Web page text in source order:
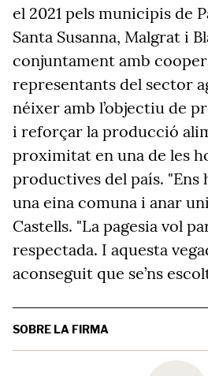
el 2021 pels municipis de
Santa Susanna, Malgrat i
conjuntament amb
representants del sector
néixer amb l’objectiu de
i reforçar la producció
proximitat en una de les
productives del país. "Ens
una eina comuna i anar
Castells. "La pagesia vol
respectada. I aquesta
aconseguit que se’ns
SOBRE LA FIRMA